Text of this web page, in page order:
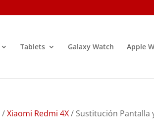
Tablets Galaxy Watch Apple
/Xiaomi Redmi 4X/ Sustitución Pantalla